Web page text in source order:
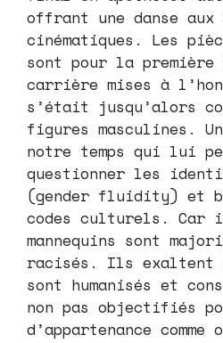
offrant une danse
cinématiques. Les
sont pour la
carrière mises à
s’était jusqu’alors
figures masculines.
notre temps qui lui
questionner les
(gender fluidity) et
codes culturels. Car
mannequins sont
racisés. Ils exaltent
sont humanisés et
non pas objectifiés
d’appartenance comme